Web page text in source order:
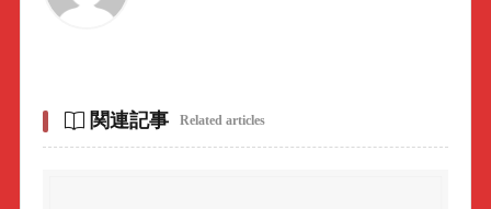
関連記事 Related articles